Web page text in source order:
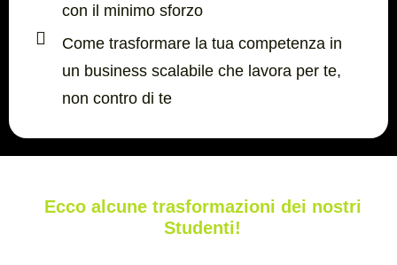
con il minimo sforzo
Come trasformare la tua competenza in
un business scalabile che lavora per te,
non contro di te
Ecco alcune trasformazioni dei nostri
Studenti!